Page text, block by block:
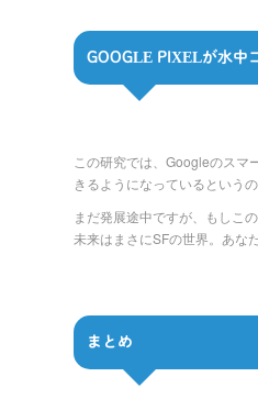
GOOGLE PIXELが水中
この研究では、Googleのス
きるようになっているという
まだ発展途中ですが、もしこ
未来はまさにSFの世界。あな
まとめ